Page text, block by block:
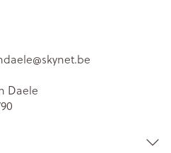
skynet.be
Daele